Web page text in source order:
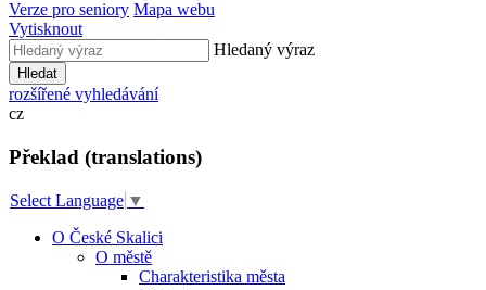
Verze pro seniory Mapa webu
Vytisknout
Hledaný výraz
Hledat
rozšířené vyhledávání
cz
Překlad (translations)
Select Language ▼
O České Skalici
O městě
Charakteristika města